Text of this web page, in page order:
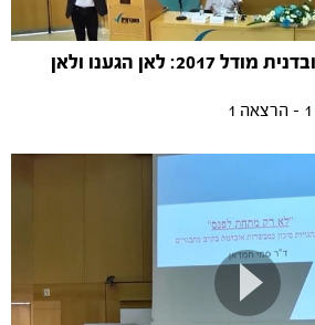
מחקר בהתנהגות אובדנית מודל 2017: לאן הגענו ולאן